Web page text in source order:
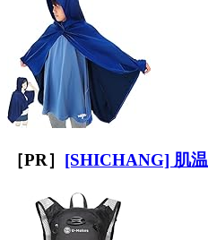
［PR］ [SHICHANG] 肌